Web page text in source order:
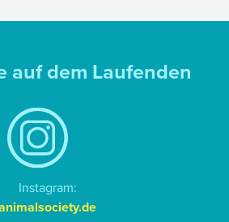
auf dem Laufenden
Instagram: